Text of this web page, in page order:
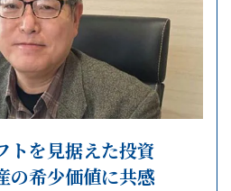
トを見据えた投資
の希少価値に共感